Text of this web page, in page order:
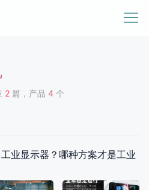
2 篇，产品 4 个
业显示器？哪种方案才是工业